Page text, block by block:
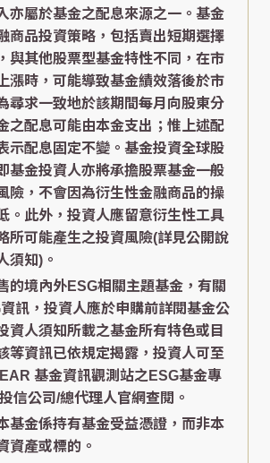
亦屬於基金之配息來源之一。基金
商品投資策略，包括賣出短期選擇
與其他股票型基金特性不同，在市
漲時，可能導致基金績效落後於市
尋求一致地於該期間每月向股東分
之配息可能由本金支出；惟上述配
示配息固定不變。基金投資全球股
基金投資人亦將承擔股票基金一般
險，不會因為衍生性金融商品的操
。此外，投資人應留意衍生性工具
所可能產生之投資風險(詳見公開說
須知)。
的境內外ESG相關主題基金，有關
訊，投資人應於申購前詳閱基金公
資人須知所載之基金所有特色或目
等資訊已依規定揭露，投資人可至
基金資訊觀測站之ESG基金專
信公司/總代理人官網查閱。
基金係持有基金受益憑證，而非本
資產或標的。